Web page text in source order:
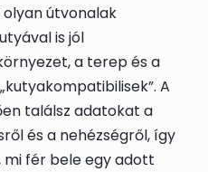
útvonalak
is jól
a terep és a
A
találsz adatokat a
és a nehézségről, így
fér bele egy adott